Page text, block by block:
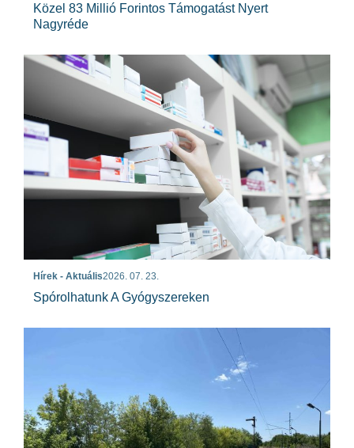
Közel 83 Millió Forintos Támogatást Nyert
Nagyréde
Hírek - Aktuális2026. 07. 23.
Spórolhatunk A Gyógyszereken